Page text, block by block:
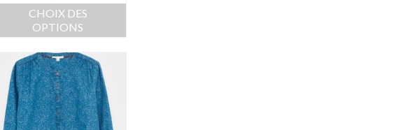
CHOIX DES
OPTIONS